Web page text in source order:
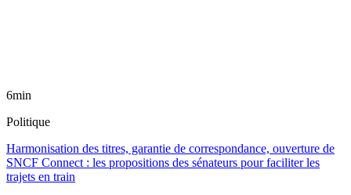
6min
Politique
Harmonisation des titres, garantie de correspondance, ouverture de
SNCF Connect : les propositions des sénateurs pour faciliter les
trajets en train